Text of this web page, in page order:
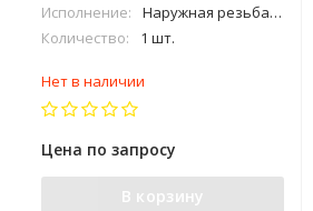
Исполнение:
Наружная резьба х наружная резьба
Количество:
1 шт.
Нет в наличии
Цена по запросу
В корзину